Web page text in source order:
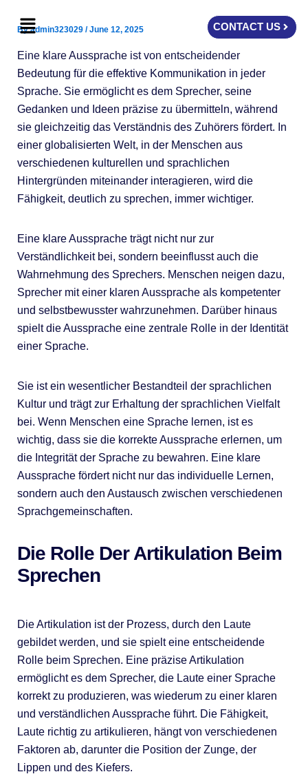
Menu CONTACT US
Byadmin323029 /June 12, 2025
Eine klare Aussprache ist von entscheidender
Bedeutung für die effektive Kommunikation in jeder
Sprache. Sie ermöglicht es dem Sprecher, seine
Gedanken und Ideen präzise zu übermitteln, während
sie gleichzeitig das Verständnis des Zuhörers fördert. In
einer globalisierten Welt, in der Menschen aus
verschiedenen kulturellen und sprachlichen
Hintergründen miteinander interagieren, wird die
Fähigkeit, deutlich zu sprechen, immer wichtiger.
Eine klare Aussprache trägt nicht nur zur
Verständlichkeit bei, sondern beeinflusst auch die
Wahrnehmung des Sprechers. Menschen neigen dazu,
Sprecher mit einer klaren Aussprache als kompetenter
und selbstbewusster wahrzunehmen. Darüber hinaus
spielt die Aussprache eine zentrale Rolle in der Identität
einer Sprache.
Sie ist ein wesentlicher Bestandteil der sprachlichen
Kultur und trägt zur Erhaltung der sprachlichen Vielfalt
bei. Wenn Menschen eine Sprache lernen, ist es
wichtig, dass sie die korrekte Aussprache erlernen, um
die Integrität der Sprache zu bewahren. Eine klare
Aussprache fördert nicht nur das individuelle Lernen,
sondern auch den Austausch zwischen verschiedenen
Sprachgemeinschaften.
Die Rolle Der Artikulation Beim
Sprechen
Die Artikulation ist der Prozess, durch den Laute
gebildet werden, und sie spielt eine entscheidende
Rolle beim Sprechen. Eine präzise Artikulation
ermöglicht es dem Sprecher, die Laute einer Sprache
korrekt zu produzieren, was wiederum zu einer klaren
und verständlichen Aussprache führt. Die Fähigkeit,
Laute richtig zu artikulieren, hängt von verschiedenen
Faktoren ab, darunter die Position der Zunge, der
Lippen und des Kiefers.